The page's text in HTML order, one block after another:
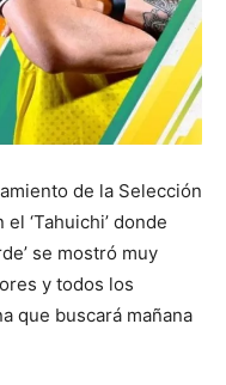
de la Selección
‘Tahuichi’ donde
se mostró muy
y todos los
que buscará mañana